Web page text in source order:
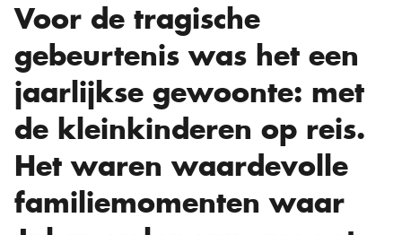
Voor de tragische
gebeurtenis was het een
jaarlijkse gewoonte: met
de kleinkinderen op reis.
Het waren waardevolle
familiemomenten waar